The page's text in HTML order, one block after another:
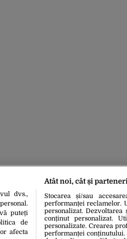
dvs.,
puteți
de
afecta
Atât noi, cât și
Stocarea și/sau
performanței reclamelor.
personalizat.
conținut personalizat.
personalizate. Crearea
performanței